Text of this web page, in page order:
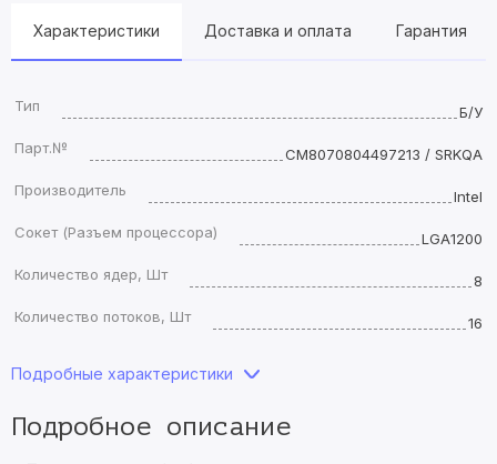
Характеристики Доставка и оплата Гарантия
Тип
Б/У
Парт.№
CM8070804497213 / SRKQA
Производитель
Intel
Сокет (Разъем процессора)
LGA1200
Количество ядер, Шт
8
Количество потоков, Шт
16
Подробные характеристики
Подробное описание